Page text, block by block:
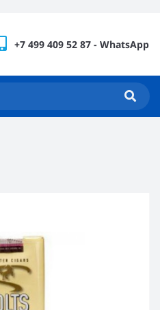
+7 499 409 52 87 - WhatsApp